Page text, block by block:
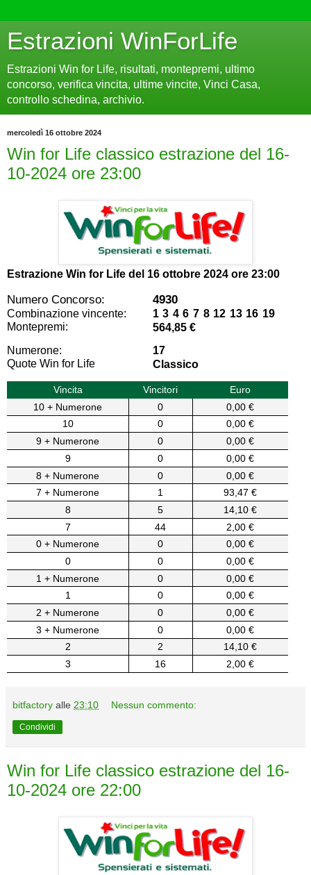
Estrazioni WinForLife
Estrazioni Win for Life, risultati, montepremi, ultimo
concorso, verifica vincita, ultime vincite, Vinci Casa,
controllo schedina, archivio.
mercoledì 16 ottobre 2024
Win for Life classico estrazione del 16-
10-2024 ore 23:00
Estrazione Win for Life del 16 ottobre 2024 ore 23:00
Numero Concorso: 4930
Combinazione vincente:
1 3 4 6 7 8 12 13 16 19
Montepremi:
564,85 €
Numerone:
17
Quote Win for Life
Classico
Vincita Vincitori
Euro
10 + Numerone
0
0,00 €
10
0
0,00 €
9 + Numerone
0
0,00 €
9
0
0,00 €
8 + Numerone
0
0,00 €
7 + Numerone
1
93,47 €
8
5
14,10 €
7
44
2,00 €
0 + Numerone
0
0,00 €
0
0
0,00 €
1 + Numerone
0
0,00 €
1
0
0,00 €
2 + Numerone
0
0,00 €
3 + Numerone
0
0,00 €
2
2
14,10 €
3
16 2,00 €
bitfactory alle 23:10 Nessun commento:
Condividi
Win for Life classico estrazione del 16-
10-2024 ore 22:00